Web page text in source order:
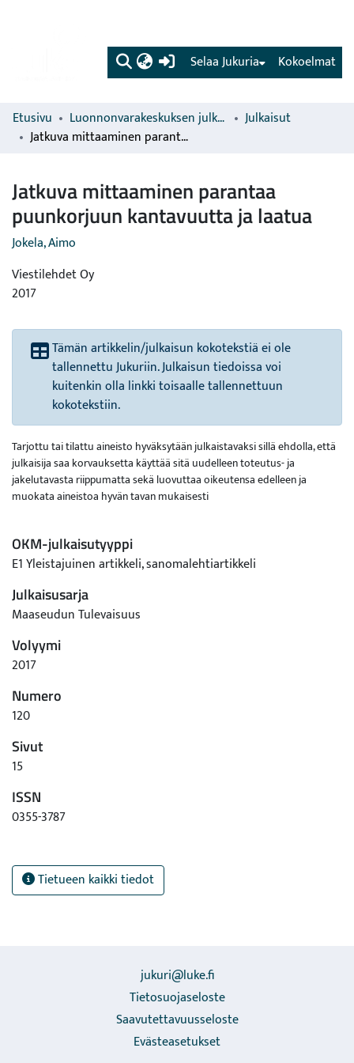
(current) Kokoelmat
Selaa Jukuria
Etusivu Luonnonvarakeskuksen julkaisut
Julkaisut
Jatkuva mittaaminen parantaa puunkorjuun kantavuutta ja laatua
Jatkuva mittaaminen parantaa
puunkorjuun kantavuutta ja laatua
Jokela, Aimo
Viestilehdet Oy
2017
Tämän artikkelin/julkaisun kokotekstiä ei ole
tallennettu Jukuriin. Julkaisun tiedoissa voi
kuitenkin olla linkki toisaalle tallennettuun
kokotekstiin.
Tarjottu tai tilattu aineisto hyväksytään julkaistavaksi sillä ehdolla, että
julkaisija saa korvauksetta käyttää sitä uudelleen toteutus- ja
jakelutavasta riippumatta sekä luovuttaa oikeutensa edelleen ja
muokata aineistoa hyvän tavan mukaisesti
OKM-julkaisutyyppi
E1 Yleistajuinen artikkeli, sanomalehtiartikkeli
Julkaisusarja
Maaseudun Tulevaisuus
Volyymi
2017
Numero
120
Sivut
15
ISSN
0355-3787
Tietueen kaikki tiedot
jukuri@luke.fi
Tietosuojaseloste
Saavutettavuusseloste
Evästeasetukset